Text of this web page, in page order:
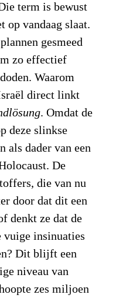
term is bewust
op vandaag slaat.
gesmeed
zo effectief
Waarom
direct linkt
. Omdat de
deze slinkse
als dader van een
De
die van nu
door dat dit een
denkt ze dat de
vuige insinuaties
Dit blijft een
niveau van
zes miljoen